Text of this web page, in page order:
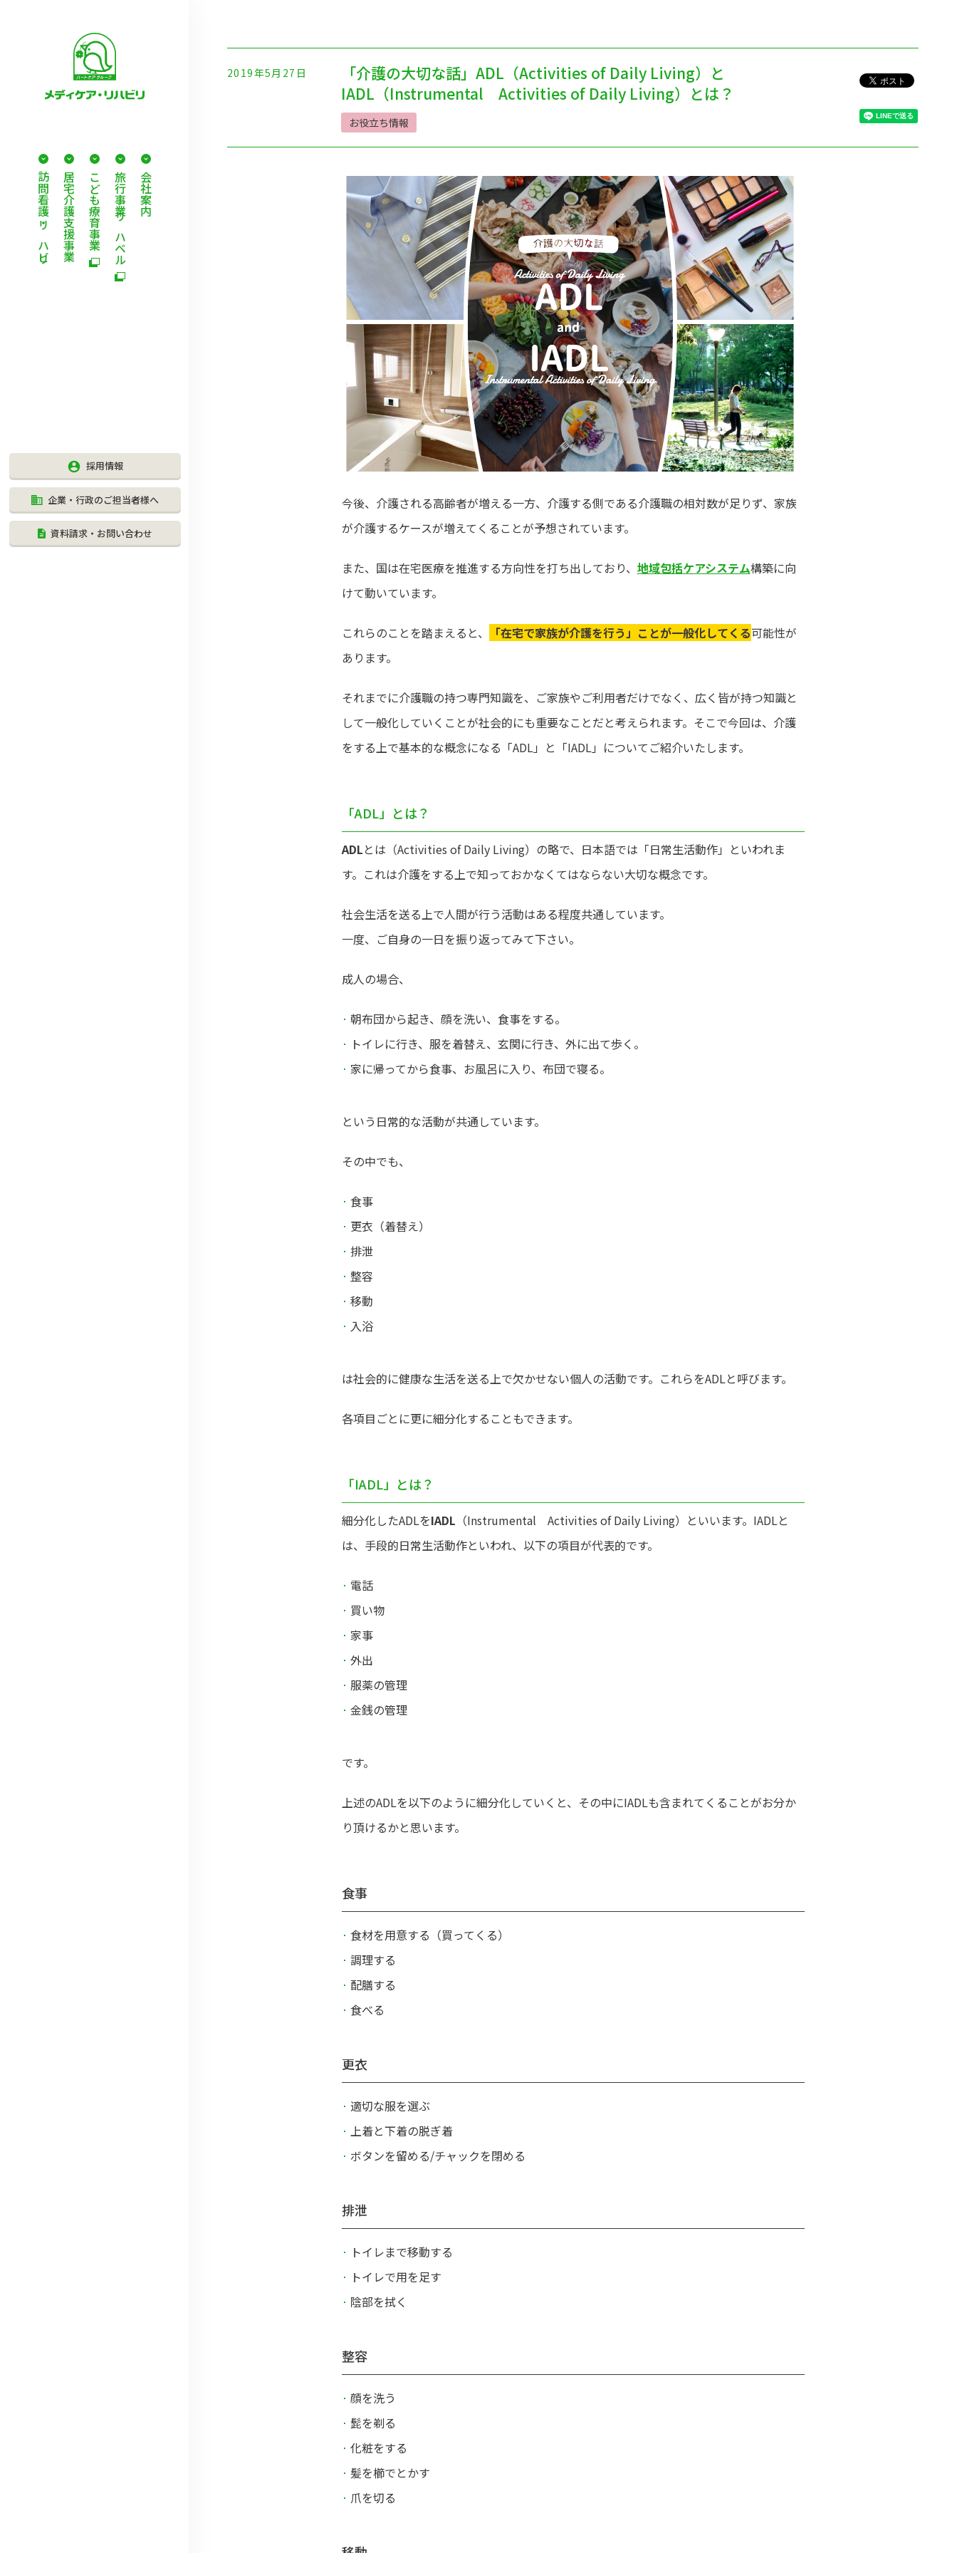
訪問看護・リハビリ居宅介護支援事業こども療育事業旅行事業 リハベル 会社案内
採用情報
企業・行政のご担当者様へ
資料請求・お問い合わせ
2019年5月27日
お役立ち情報
「介護の大切な話」ADL（Activities of Daily Living）と
IADL（Instrumental Activities of Daily Living）とは？
今後、介護される高齢者が増える一方、介護する側である介護職の相対数が足りず、家族
が介護するケースが増えてくることが予想されています。
また、国は在宅医療を推進する方向性を打ち出しており、 地域包括ケアシステム構築に向
けて動いています。
これらのことを踏まえると、 「在宅で家族が介護を行う」ことが一般化してくる可能性が
あります。
それまでに介護職の持つ専門知識を、ご家族やご利用者だけでなく、広く皆が持つ知識と
して一般化していくことが社会的にも重要なことだと考えられます。そこで今回は、介護
をする上で基本的な概念になる「ADL」と「IADL」についてご紹介いたします。
「ADL」とは？
ADLとは（Activities of Daily Living）の略で、日本語では「日常生活動作」といわれま
す。これは介護をする上で知っておかなくてはならない大切な概念です。
社会生活を送る上で人間が行う活動はある程度共通しています。
一度、ご自身の一日を振り返ってみて下さい。
成人の場合、
朝布団から起き、顔を洗い、食事をする。
トイレに行き、服を着替え、玄関に行き、外に出て歩く。
家に帰ってから食事、お風呂に入り、布団で寝る。
という日常的な活動が共通しています。
その中でも、
食事
更衣（着替え）
排泄
整容
移動
入浴
は社会的に健康な生活を送る上で欠かせない個人の活動です。これらをADLと呼びます。
各項目ごとに更に細分化することもできます。
「IADL」とは？
細分化したADLをIADL （Instrumental Activities of Daily Living）といいます。IADLと
は、手段的日常生活動作といわれ、以下の項目が代表的です。
電話
買い物
家事
外出
服薬の管理
金銭の管理
です。
上述のADLを以下のように細分化していくと、その中にIADLも含まれてくることがお分か
り頂けるかと思います。
食事
食材を用意する（買ってくる）
調理する
配膳する
食べる
更衣
適切な服を選ぶ
上着と下着の脱ぎ着
ボタンを留める/チャックを閉める
排泄
トイレまで移動する
トイレで用を足す
陰部を拭く
整容
顔を洗う
髭を剃る
化粧をする
髪を櫛でとかす
爪を切る